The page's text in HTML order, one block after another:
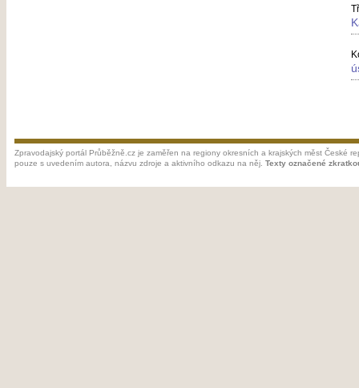
Zpravodajský portál Průběžně.cz je zaměřen na regiony okresních a krajských měst
pouze s uvedením autora, názvu zdroje a aktivního odkazu na něj. Texty označené